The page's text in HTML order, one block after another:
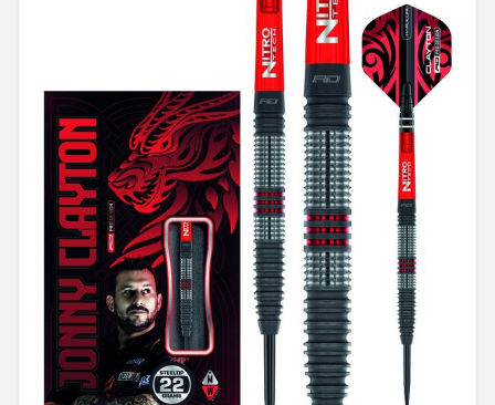
Uitgooilijst
Dartshop
POPULAIRE MERKEN
Target
Winmau
Bull's